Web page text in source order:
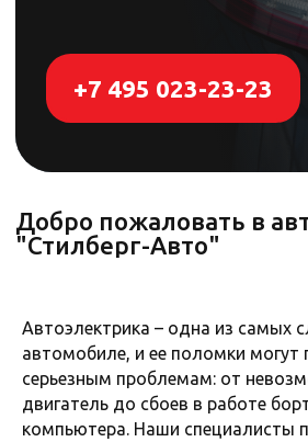
Добро пожаловать в автосервис
Автоэлектрика – одна из самых
автомобиле, и ее поломки могут
серьезным проблемам: от
двигатель до сбоев в работе
компьютера. Наши специалисты
неисправности автоэлектрики: